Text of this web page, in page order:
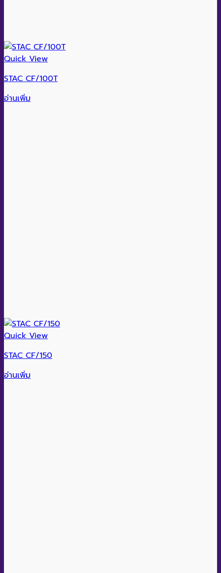
Quick View
STAC CF/100T
อ่านเพิ่ม
Quick View
STAC CF/150
อ่านเพิ่ม